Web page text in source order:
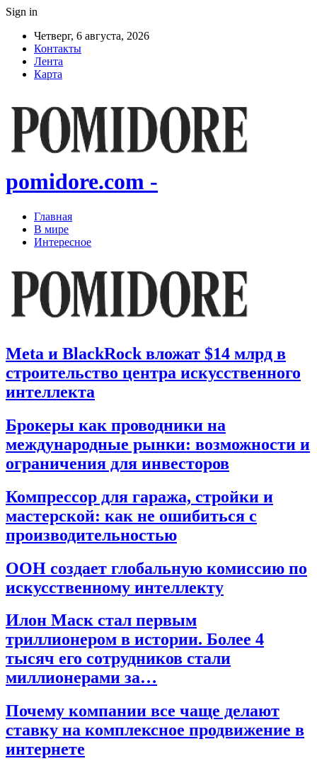
Sign in
Четверг, 6 августа, 2026
Контакты
Лента
Карта
pomidore.com -
Главная
В мире
Интересное
Meta и BlackRock вложат $14 млрд в
строительство центра искусственного
интеллекта
Брокеры как проводники на
международные рынки: возможности и
ограничения для инвесторов
Компрессор для гаража, стройки и
мастерской: как не ошибиться с
производительностью
ООН создает глобальную комиссию по
искусственному интеллекту
Илон Маск стал первым
триллионером в истории. Более 4
тысяч его сотрудников стали
миллионерами за…
Почему компании все чаще делают
ставку на комплексное продвижение в
интернете